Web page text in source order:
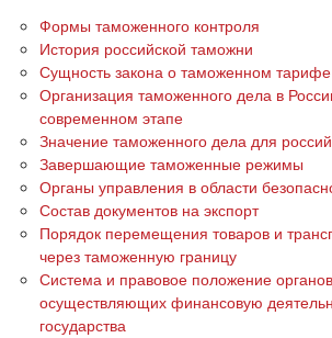
Формы таможенного контроля
История российской таможни
Сущность закона о таможенном тарифе
Организация таможенного дела в
современном этапе
Значение таможенного дела для
Завершающие таможенные режимы
Органы управления в области
Состав документов на экспорт
Порядок перемещения товаров и
через таможенную границу
Система и правовое положение
осуществляющих финансовую
государства